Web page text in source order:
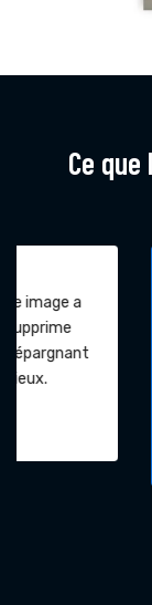
Ce
Je vends des
l'arrière-plan
mon
commerce